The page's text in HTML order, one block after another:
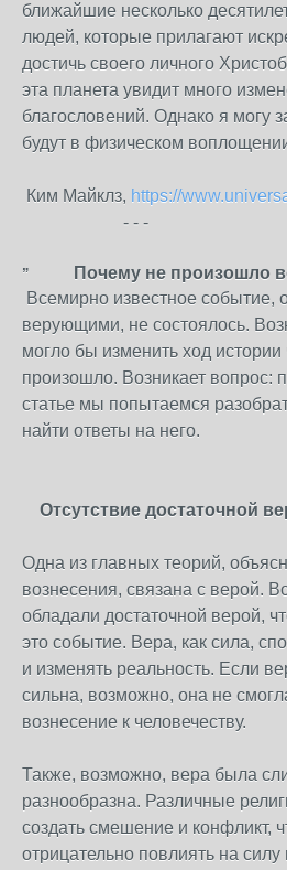
ближайшие несколько
людей, которые прилагают
достичь своего ​​личного
эта планета увидит много
благословений. Однако я могу
будут в физическом
Ким Майклз, https://
- - -
”
Почему не произошло
Всемирно известное событие,
верующими, не состоялось.
могло бы изменить ход истории
произошло. Возникает вопрос:
статье мы попытаемся
найти ответы на него.
Отсутствие достаточной
Одна из главных теорий,
вознесения, связана с верой.
обладали достаточной верой,
это событие. Вера, как сила,
и изменять реальность. Если
сильна, возможно, она не
вознесение к человечеству.
Также, возможно, вера была
разнообразна. Различные
создать смешение и конфликт,
отрицательно повлиять на